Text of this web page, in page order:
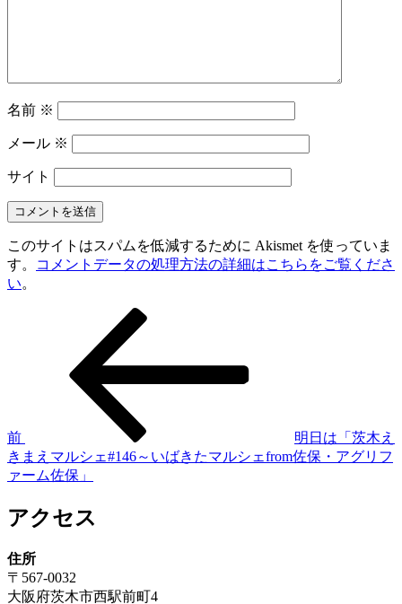
名前 ※
メール ※
サイト
このサイトはスパムを低減するために Akismet を使っていま
す。
コメントデータの処理方法の詳細はこちらをご覧くださ
い。
ゲ
ー
ョ
ン
前
明日は「茨木え
きまえマルシェ#146～いばきたマルシェfrom佐保・アグリフ
ァーム佐保」
アクセス
住所
〒567-0032
大阪府茨木市西駅前町4